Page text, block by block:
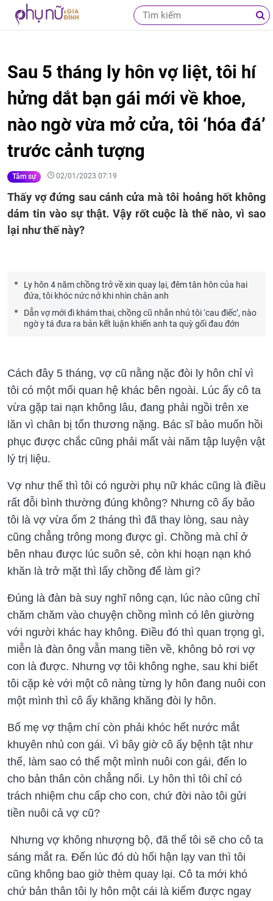
Sau 5 tháng ly hôn vợ liệt, tôi hí
hửng dắt bạn gái mới về khoe,
nào ngờ vừa mở cửa, tôi ‘hóa đá’
trước cảnh tượng
Tâm sự 02/01/2023 07:19
Thấy vợ đứng sau cánh cửa mà tôi hoảng hốt không
dám tin vào sự thật. Vậy rốt cuộc là thế nào, vì sao
lại như thế này?
Ly hôn 4 năm chồng trở về xin quay lại, đêm tân hôn của hai
đứa, tôi khóc nức nở khi nhìn chân anh
Dẫn vợ mới đi khám thai, chồng cũ nhắn nhủ tôi ‘cau điếc’, nào
ngờ y tá đưa ra bản kết luận khiến anh ta quỳ gối đau đớn
Cách đây 5 tháng, vợ cũ nằng nặc đòi ly hôn chỉ vì
tôi có một mối quan hệ khác bên ngoài. Lúc ấy cô ta
vừa gặp tai nạn không lâu, đang phải ngồi trên xe
lăn vì chân bị tổn thương nặng. Bác sĩ bảo muốn hồi
phục được chắc cũng phải mất vài năm tập luyện vật
lý trị liệu.
Vợ như thế thì tôi có người phụ nữ khác cũng là điều
rất đỗi bình thường đúng không? Nhưng cô ấy bảo
tôi là vợ vừa ốm 2 tháng thì đã thay lòng, sau này
cũng chẳng trông mong được gì. Chồng mà chỉ ở
bên nhau được lúc suôn sẻ, còn khi hoạn nạn khó
khăn là trở mặt thì lấy chồng để làm gì?
Đúng là đàn bà suy nghĩ nông cạn, lúc nào cũng chỉ
chăm chăm vào chuyện chồng mình có lên giường
với người khác hay không. Điều đó thì quan trọng gì,
miễn là đàn ông vẫn mang tiền về, không bỏ rơi vợ
con là được. Nhưng vợ tôi không nghe, sau khi biết
tôi cặp kè với một cô nàng từng ly hôn đang nuôi con
một mình thì cô ấy khăng khăng đòi ly hôn.
Bố mẹ vợ thậm chí còn phải khóc hết nước mắt
khuyên nhủ con gái. Vì bây giờ cô ấy bệnh tật như
thế, làm sao có thể một mình nuôi con gái, đến lo
cho bản thân còn chẳng nổi. Ly hôn thì tôi chỉ có
trách nhiệm chu cấp cho con, chứ đời nào tôi gửi
tiền nuôi cả vợ cũ?
Nhưng vợ không nhượng bộ, đã thế tôi sẽ cho cô ta
sáng mắt ra. Đến lúc đó dù hối hận lạy van thì tôi
cũng không bao giờ thèm quay lại. Cô ta mới khó
chứ bản thân tôi ly hôn một cái là kiếm được ngay